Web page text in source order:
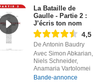
La Bataille de
Gaulle - Partie 2 :
J’écris ton nom
4,5
De Antonin Baudry
Avec Simon Abkarian,
Niels Schneider,
Anamaria Vartolomei
Bande-annonce